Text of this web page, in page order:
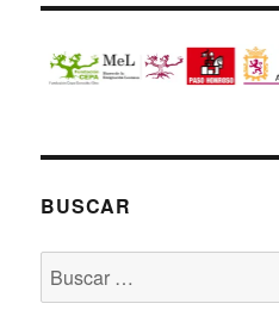
BUSCAR
Buscar
por: